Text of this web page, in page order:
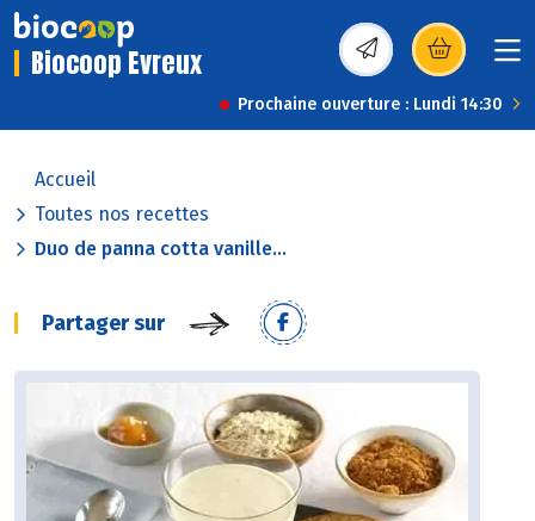
Biocoop Evreux (s’ouvre dans une
Prochaine ouverture : Lundi 14:30
Accueil
Toutes nos recettes
Duo de panna cotta vanille...
Partager sur